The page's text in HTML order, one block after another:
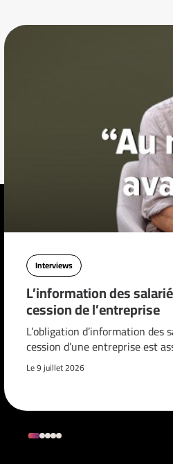
Interviews
L’information des
cession de l’entreprise
L’obligation d’information des
cession d’une entreprise est
Le 9 juillet 2026